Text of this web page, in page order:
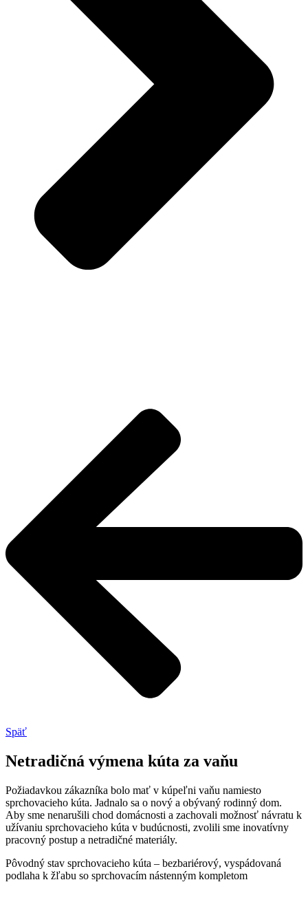
Späť
Netradičná výmena kúta za vaňu
Požiadavkou zákazníka bolo mať v kúpeľni vaňu namiesto
sprchovacieho kúta. Jadnalo sa o nový a obývaný rodinný dom.
Aby sme nenarušili chod domácnosti a zachovali možnosť návratu k
užívaniu sprchovacieho kúta v budúcnosti, zvolili sme inovatívny
pracovný postup a netradičné materiály.
Pôvodný stav sprchovacieho kúta – bezbariérový, vyspádovaná
podlaha k žľabu so sprchovacím nástenným kompletom